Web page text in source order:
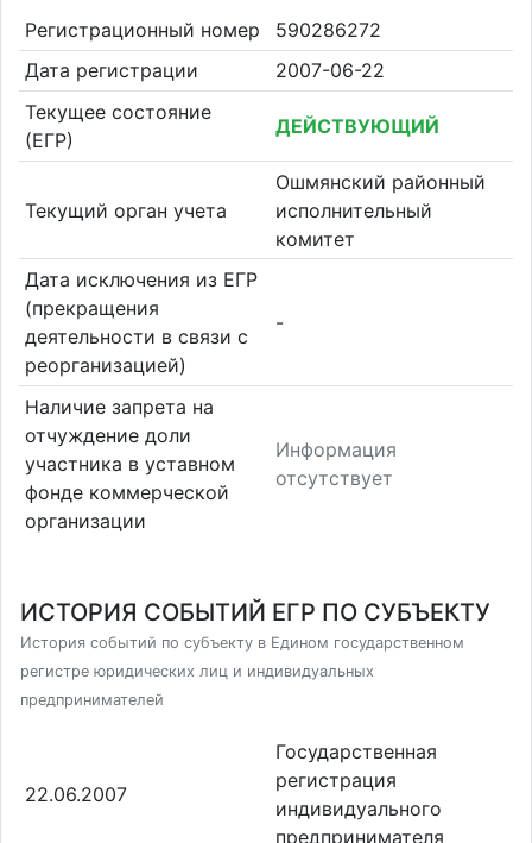
Регистрационный номер
590286272
Дата регистрации
2007-06-22
Текущее состояние
(ЕГР)
ДЕЙСТВУЮЩИЙ
Текущий орган учета
Ошмянский районный
исполнительный
комитет
Дата исключения из ЕГР
(прекращения
деятельности в связи с
реорганизацией)
-
Наличие запрета на
отчуждение доли
участника в уставном
фонде коммерческой
организации
Информация
отсутствует
ИСТОРИЯ СОБЫТИЙ ЕГР ПО СУБЪЕКТУ
История событий по субъекту в Едином государственном
регистре юридических лиц и индивидуальных
предпринимателей
22.06.2007
Государственная
регистрация
индивидуального
предпринимателя